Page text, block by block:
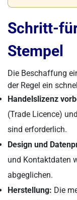
Schritt-
Stempel
Die Beschaffung
der Regel ein
Handelslizenz
(Trade Licence)
sind erforderlich.
Design und
und Kontaktdaten
abgeglichen.
Herstellung: Die